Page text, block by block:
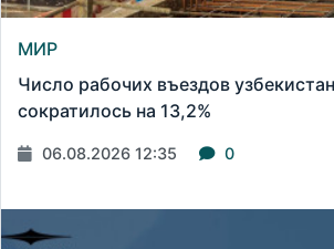
МИР
Число рабочих въездов
сократилось на 13,2%
06.08.2026 12:35 0